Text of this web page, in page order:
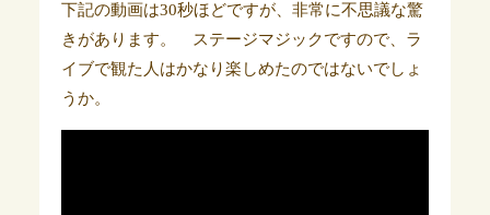
下記の動画は30秒ほどですが、非常に不思議な驚
きがあります。 ステージマジックですので、ラ
イブで観た人はかなり楽しめたのではないでしょ
うか。